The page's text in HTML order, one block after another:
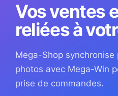
Vos ventes
reliées à
Mega-Shop
photos avec Mega-Win
prise de commandes.